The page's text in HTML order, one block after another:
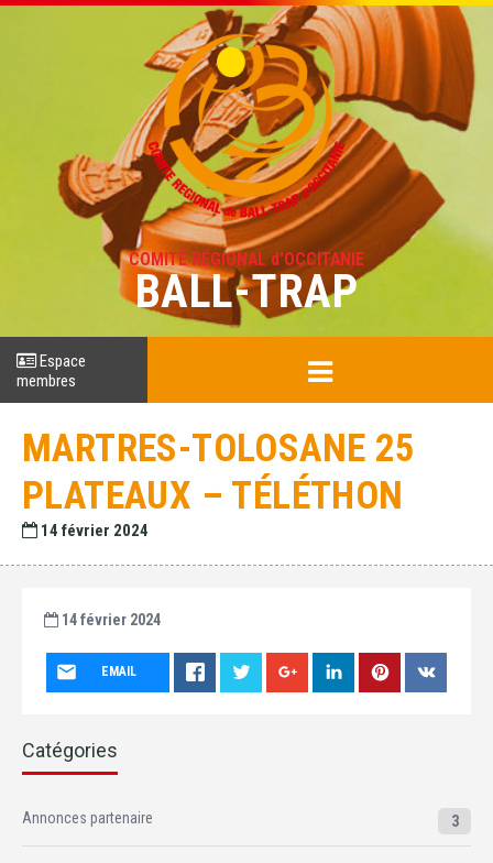
COMITÉ RÉGIONAL d'OCCITANIE
BALL-TRAP
Espace
membres
MARTRES-TOLOSANE 25
PLATEAUX – TÉLÉTHON
14 février 2024
14 février 2024
EMAIL
Catégories
Annonces partenaire 3